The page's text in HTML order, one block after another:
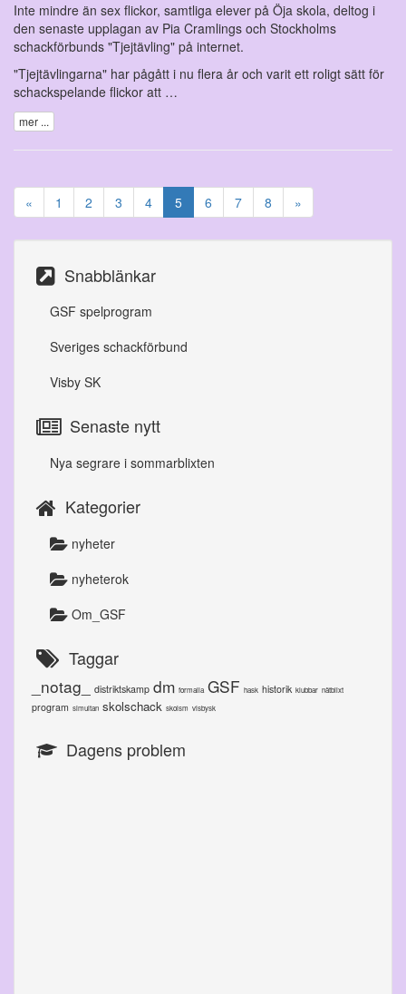
Inte mindre än sex flickor, samtliga elever på Öja skola, deltog i
den senaste upplagan av Pia Cramlings och Stockholms
schackförbunds "Tjejtävling" på internet.
"Tjejtävlingarna" har pågått i nu flera år och varit ett roligt sätt för
schackspelande flickor att …
mer ...
« 1 2 3 4 5 6 7 8 »
Snabblänkar
GSF spelprogram
Sveriges schackförbund
Visby SK
Senaste nytt
Nya segrare i sommarblixten
Kategorier
nyheter
nyheterok
Om_GSF
Taggar
_notag_ distriktskamp dm formalia GSF hask historik klubbar nätblixt
program simultan skolschack skolsm visbysk
Dagens problem